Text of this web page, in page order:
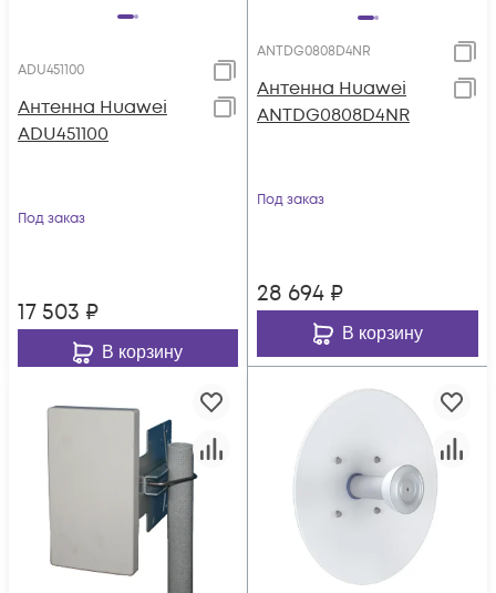
ADU451100
Антенна Huawei
ADU451100
Под заказ
17 503 ₽
В корзину
ANTDG0808D4NR
Антенна Huawei
ANTDG0808D4NR
Под заказ
28 694 ₽
В корзину